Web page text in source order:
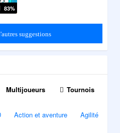
83%
suggestions
Multijoueurs Tournois
Action et aventure Agilité